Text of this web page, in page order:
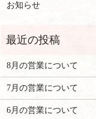
お知らせ
8月の営業について
7月の営業について
6月の営業について